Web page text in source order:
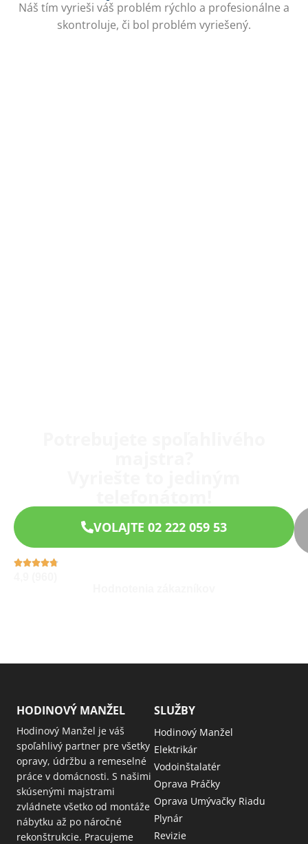
Náš tím vyrieši váš problém rýchlo a profesionálne a
skontroluje, či bol problém vyriešený.
VOLAJTE 02 222 059 53
HODINOVÝ MANŽEL
Hodinový Manžel je váš
spoľahlivý partner pre všetky
opravy, údržbu a remeselné
práce v domácnosti. S našimi
skúsenými majstrami
zvládnete všetko od montáže
nábytku až po náročné
rekonštrukcie. Pracujeme
SLUŽBY
Hodinový Manžel
Elektrikár
Vodoinštalatér
Oprava Práčky
Oprava Umývačky Riadu
Plynár
Revizie